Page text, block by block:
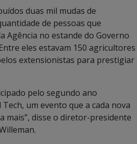
duas mil mudas de
de pessoas que
Agência no estande do Governo
eles estavam 150 agricultores
extensionistas para prestigiar
pelo segundo ano
um evento que a cada nova
mais”, disse o diretor-presidente